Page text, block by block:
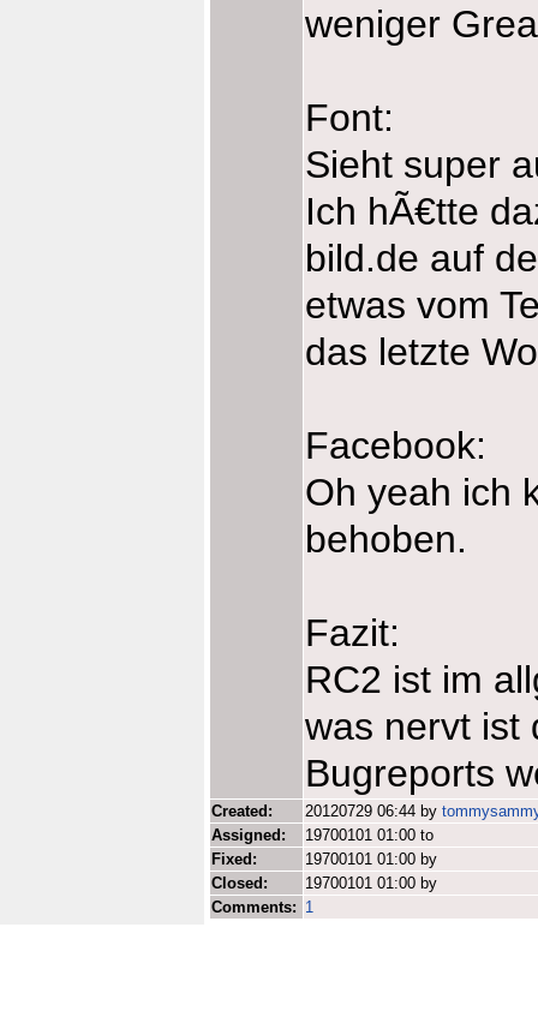
weniger
Font:
Sieht super
Ich hÃ€tte
bild.de auf
etwas vom
das letzte
Facebook:
Oh yeah ich
behoben.
Fazit:
RC2 ist im
was nervt ist
Bugreports
Created: 20120729 06:44 by
Assigned:
19700101 01:00 to
Fixed:
19700101 01:00 by
Closed:
19700101 01:00 by
Comments: 1